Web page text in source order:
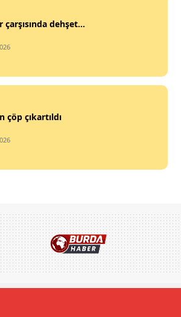
çarşısında dehşet...
çöp çıkartıldı